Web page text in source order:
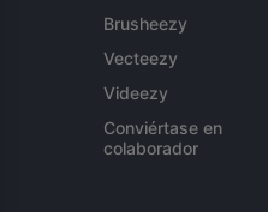
Brusheezy
Vecteezy
Videezy
Conviértase en
colaborador